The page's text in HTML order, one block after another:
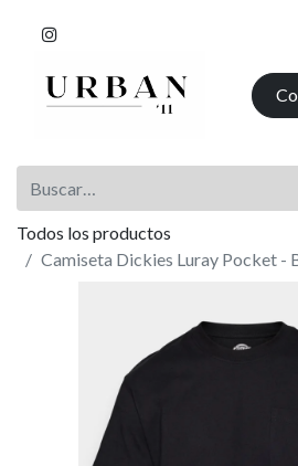
Todos los productos
Camiseta Dickies Luray Pocket -